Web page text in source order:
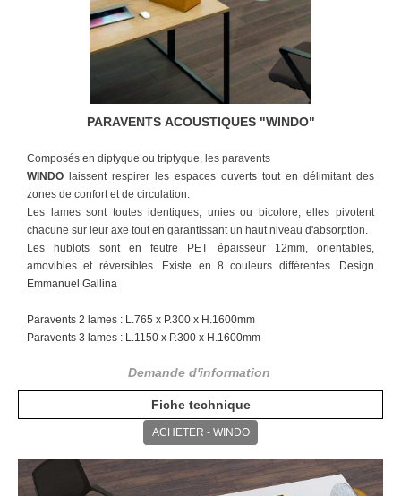
PARAVENTS ACOUSTIQUES "WINDO"
Composés en diptyque ou triptyque, les paravents
WINDO laissent respirer les espaces ouverts tout en délimitant des
zones de confort et de circulation.
Les lames sont toutes identiques, unies ou bicolore, elles pivotent
chacune sur leur axe touten garantissant un haut niveau d'absorption.
Les hublots sont en feutre PET épaisseur 12mm, orientables,
amovibles et réversibles. Existe en 8 couleurs différentes.
Design
Emmanuel Gallina
Paravents 2 lames : L.765 x P.300 x H.1600mm
Paravents 3 lames : L.1150 x P.300 x H.1600mm
Demande d'information
Fiche technique
ACHETER - WINDO